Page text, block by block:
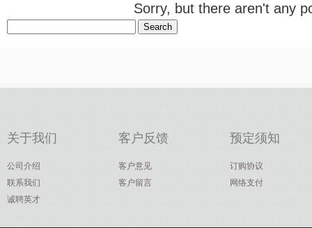
Sorry, but there aren't any
关于我们
公司介绍
联系我们
诚聘英才
客户反馈
客户意见
客户留言
预定须知
订购协议
网络支付